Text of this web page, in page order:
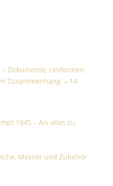
Dokumente, Uniformen,
Zusammenhang → 14
1945 – Als alles zu
Messer und Zubehör